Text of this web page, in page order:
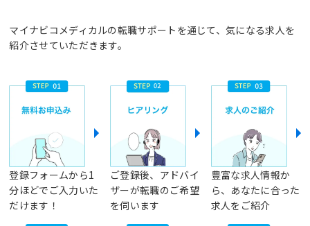
マイナビコメディカルの転職サポートを通じて、気になる求人を
紹介させていただきます。
登録フォームから1
分ほどでご入力いた
だけます！
ご登録後、アドバイ
ザーが転職のご希望
を伺います
豊富な求人情報か
ら、あなたに合った
求人をご紹介